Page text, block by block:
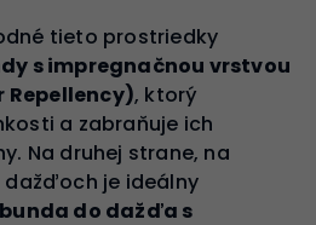
tieto prostriedky
s impregnačnou vrstvou
Repellency), ktorý
a zabraňuje ich
Na druhej strane, na
je ideálny
bunda do dažďa s